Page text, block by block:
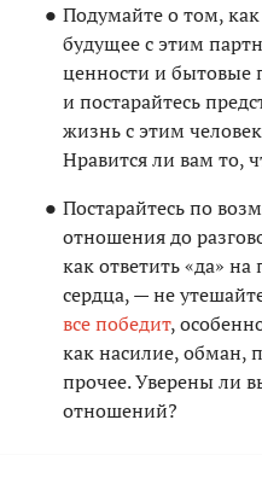
Подумайте о том,
будущее с этим
ценности и бытовые
и постарайтесь
жизнь с этим
Нравится ли вам то,
Постарайтесь по
отношения до
как ответить «да»
сердца, — не
все победит,
как насилие, обман,
прочее. Уверены ли
отношений?